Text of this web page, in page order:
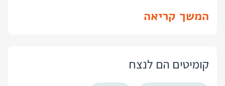
המשך קריאה
קומיטים הם לנצח